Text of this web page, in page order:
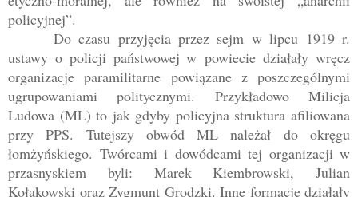
policyjnej”.
Do czasu przyjęcia przez sejm w lipcu 1919 r.
ustawy o policji państwowej w powiecie działały wręcz
organizacje paramilitarne powiązane z poszczególnymi
ugrupowaniami politycznymi. Przykładowo Milicja
Ludowa (ML) to jak gdyby policyjna struktura afiliowana
przy PPS. Tutejszy obwód ML należał do okręgu
łomżyńskiego. Twórcami i dowódcami tej organizacji w
przasnyskiem byli: Marek Kiembrowski, Julian
Kołakowski oraz Zygmunt Grodzki. Inne formacje działały